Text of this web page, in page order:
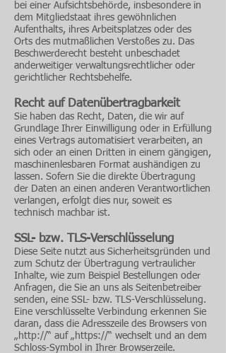
bei einer Aufsichtsbehörde, insbesondere in
dem Mitgliedstaat ihres gewöhnlichen
Aufenthalts, ihres Arbeitsplatzes oder des
Orts des mutmaßlichen Verstoßes zu. Das
Beschwerderecht besteht unbeschadet
anderweitiger verwaltungsrechtlicher oder
gerichtlicher Rechtsbehelfe.
Recht auf Daten­übertrag­barkeit
Sie haben das Recht, Daten, die wir auf
Grundlage Ihrer Einwilligung oder in Erfüllung
eines Vertrags automatisiert verarbeiten, an
sich oder an einen Dritten in einem gängigen,
maschinenlesbaren Format aushändigen zu
lassen. Sofern Sie die direkte Übertragung
der Daten an einen anderen Verantwortlichen
verlangen, erfolgt dies nur, soweit es
technisch machbar ist.
SSL- bzw. TLS-Verschlüsselung
Diese Seite nutzt aus Sicherheitsgründen und
zum Schutz der Übertragung vertraulicher
Inhalte, wie zum Beispiel Bestellungen oder
Anfragen, die Sie an uns als Seitenbetreiber
senden, eine SSL- bzw. TLS-Verschlüsselung.
Eine verschlüsselte Verbindung erkennen Sie
daran, dass die Adresszeile des Browsers von
„http://“ auf „https://“ wechselt und an dem
Schloss-Symbol in Ihrer Browserzeile.